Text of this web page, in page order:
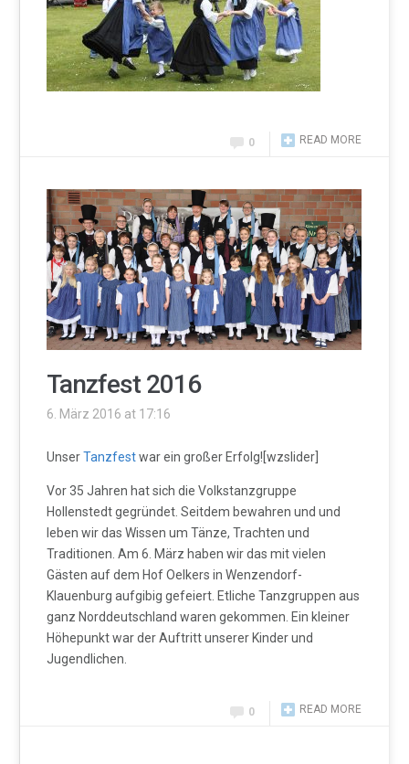
READ MORE
0
Tanzfest 2016
6. März 2016 at 17:16
UnserTanzfestwar ein großer Erfolg![wzslider]
Vor 35 Jahren hat sich die Volkstanzgruppe
Hollenstedt gegründet. Seitdem bewahren und und
leben wir das Wissen um Tänze, Trachten und
Traditionen. Am 6. März haben wir das mit vielen
Gästen auf dem Hof Oelkers in Wenzendorf-
Klauenburg aufgibig gefeiert. Etliche Tanzgruppen aus
ganz Norddeutschland waren gekommen. Ein kleiner
Höhepunkt war der Auftritt unserer Kinder und
Jugendlichen.
READ MORE
0